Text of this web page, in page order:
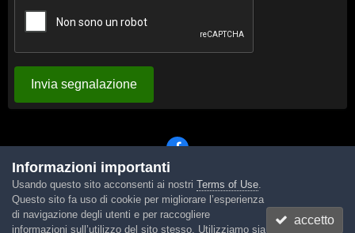
Invia segnalazione
Lingua Tema Contattaci Cookies
Powered by Invision Community
Informazioni importanti
Usando questo sito acconsenti ai nostri Terms of Use.
Questo sito fa uso di cookie per migliorare l’esperienza
di navigazione degli utenti e per raccogliere
informazioni sull’utilizzo del sito stesso. Utilizziamo sia
accetto